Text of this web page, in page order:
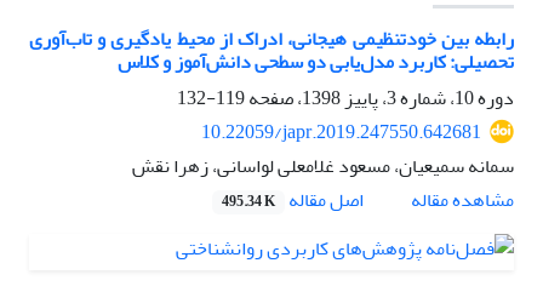
رابطه بین خودتنظیمی هیجانی، ادراک از محیط یادگیری و تاب‌آوری
تحصیلی: کاربرد مدل‌یابی دو سطحی دانش‌آموز و کلاس
دوره 10، شماره 3، پاییز 1398، صفحه
119-132
10.22059/japr.2019.247550.642681
سمانه سمیعیان، مسعود غلامعلی لواسانی، زهرا نقش
مشاهده مقاله
اصل مقاله 495.34 K